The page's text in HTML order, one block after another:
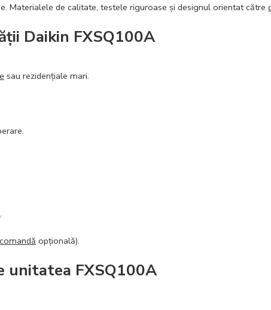
Materialele de calitate, testele riguroase și designul orientat către
Daikin FXSQ100A
sau rezidențiale mari.
.
opțională).
unitatea FXSQ100A